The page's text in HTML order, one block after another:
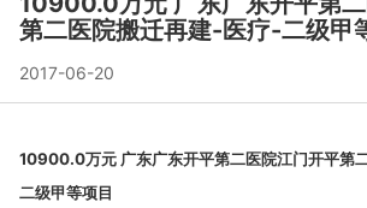
第二医院搬迁再建-医疗-二级甲
2017-06-20
10900.0万元 广东广东开平第二医院江门开平第
二级甲等项目